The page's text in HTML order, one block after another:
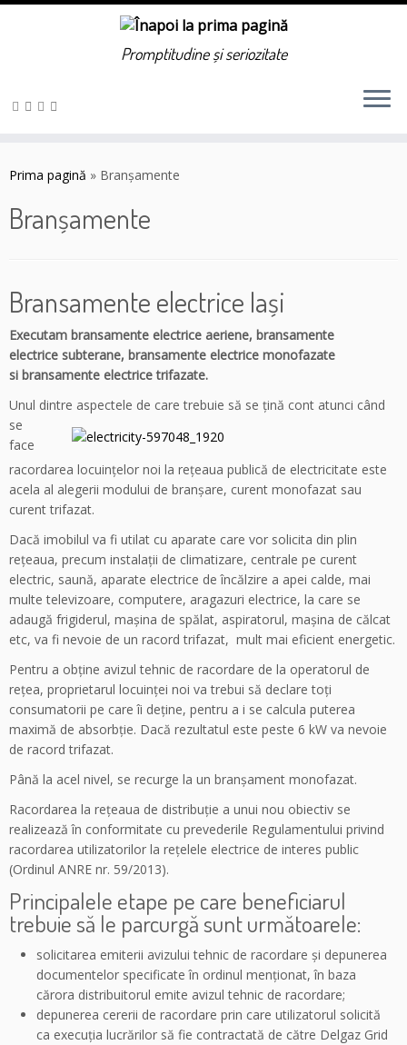
Promptitudine și seriozitate
Prima pagină » Branșamente
Branșamente
Bransamente electrice Iași
Executam bransamente electrice aeriene, bransamente
electrice subterane, bransamente electrice monofazate
si bransamente electrice trifazate.
Unul dintre aspectele de care trebuie să se ţină cont atunci când
se
face
racordarea locuinţelor noi la reţeaua publică de electricitate este
acela al alegerii modului de branşare, curent monofazat sau
curent trifazat.
Dacă imobilul va fi utilat cu aparate care vor solicita din plin
reţeaua, precum instalaţii de climatizare, centrale pe curent
electric, saună, aparate electrice de încălzire a apei calde, mai
multe televizoare, computere, aragazuri electrice, la care se
adaugă frigiderul, maşina de spălat, aspiratorul, maşina de călcat
etc, va fi nevoie de un racord trifazat, mult mai eficient energetic.
Pentru a obţine avizul tehnic de racordare de la operatorul de
reţea, proprietarul locuinţei noi va trebui să declare toţi
consumatorii pe care îi deţine, pentru a i se calcula puterea
maximă de absorbţie. Dacă rezultatul este peste 6 kW va nevoie
de racord trifazat.
Până la acel nivel, se recurge la un branşament monofazat.
Racordarea la reţeaua de distribuţie a unui nou obiectiv se
realizează în conformitate cu prevederile Regulamentului privind
racordarea utilizatorilor la reţelele electrice de interes public
(Ordinul ANRE nr. 59/2013).
Principalele etape pe care beneficiarul
trebuie să le parcurgă sunt următoarele:
solicitarea emiterii avizului tehnic de racordare şi depunerea
documentelor specificate în ordinul menţionat, în baza
cărora distribuitorul emite avizul tehnic de racordare;
depunerea cererii de racordare prin care utilizatorul solicită
ca execuţia lucrărilor să fie contractată de către Delgaz Grid